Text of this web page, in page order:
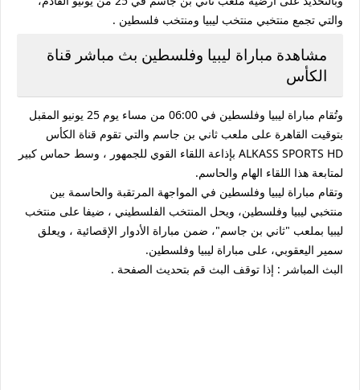
والتي تجمع منتخبي منتخب ليبيا ومنتخب فلسطين .
مشاهدة مباراة ليبيا وفلسطين بث مباشر قناة
الكأس
وتُقام مباراة ليبيا وفلسطين في 06:00 من مساء يوم 25 يونيو المقبل
بتوقيت القاهرة على ملعب ثاني بن جاسم والتي تقوم قناة الكأس
ALKASS SPORTS HD بإذاعة اللقاء القوي للجمهور ، وسط حماس كبير
لمتابعة هذا اللقاء الهام والحاسم.
وتقام مباراة ليبيا وفلسطين في المواجهة المرتقبة والحاسمة بين
منتخبي ليبيا وفلسطين، ويحل المنتخب الفلسطيني ، ضيفا على منتخب
ليبيا بملعب "ثاني بن جاسم"، ضمن مباراة الأدوار الإقصائية ، ويعلق
سمير اليعقوبي، على مباراة ليبيا وفلسطين.
البث المباشر : إذا توقف البث قم بتحديث الصفحة .